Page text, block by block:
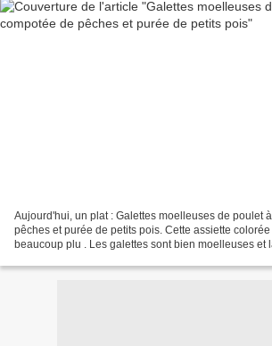
Aujourd'hui, un plat : Galettes moelleuses de poulet
pêches et purée de petits pois. Cette assiette
beaucoup plu . Les galettes sont bien moelleuses et